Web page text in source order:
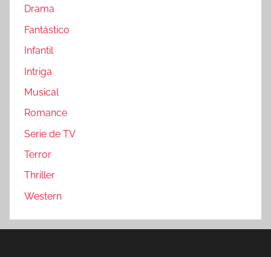
Drama
Fantástico
Infantil
Intriga
Musical
Romance
Serie de TV
Terror
Thriller
Western